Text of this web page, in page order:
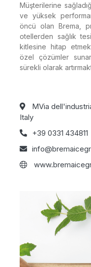
Müşterilerine
ve yüksek
öncü olan Brema,
otellerden sağlık
kitlesine hitap
özel çözümler
sürekli olarak
MVia
Italy
+39 0331 434811